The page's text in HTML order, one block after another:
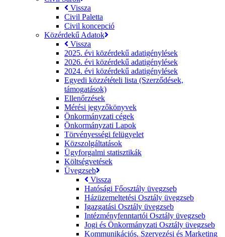
Vissza
Civil Paletta
Civil koncepció
Közérdekű Adatok
Vissza
2025. évi közérdekű adatigénylések
2026. évi közérdekű adatigénylések
2024. évi közérdekű adatigénylések
Egyedi közzétételi lista (Szerződések,
támogatások)
Ellenőrzések
Mérési jegyzőkönyvek
Önkormányzati cégek
Önkormányzati Lapok
Törvényességi felügyelet
Közszolgáltatások
Ügyforgalmi statisztikák
Költségvetések
Üvegzseb
Vissza
Hatósági Főosztály üvegzseb
Házüzemeltetési Osztály üvegzseb
Igazgatási Osztály üvegzseb
Intézményfenntartói Osztály üvegzseb
Jogi és Önkormányzati Osztály üvegzseb
Kommunikációs, Szervezési és Marketing